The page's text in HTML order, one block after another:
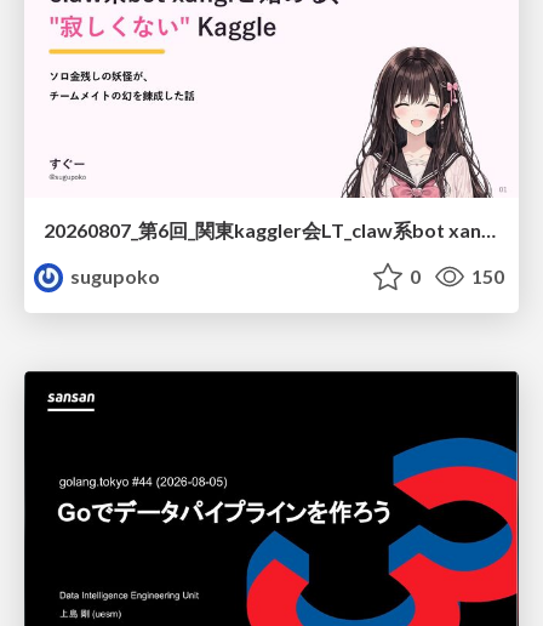
20260807_第6回_関東kaggler会LT_claw系bot xangiと始める、"寂しくない" kaggle
sugupoko
0 150